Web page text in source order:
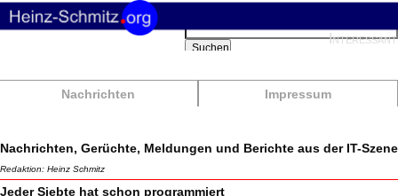
Nachrichten Impressum
Suchbegriffe
Suchen
Nachrichten, Gerüchte, Meldungen und Berichte aus der IT-Szene
Redaktion: Heinz Schmitz
Jeder Siebte hat schon programmiert